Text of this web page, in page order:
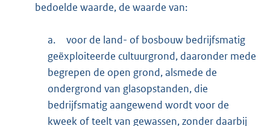
bedoelde waarde, de waarde van:
a.
voor de land- of bosbouw bedrijfsmatig
geëxploiteerde cultuurgrond, daaronder mede
begrepen de open grond, alsmede de
ondergrond van glasopstanden, die
bedrijfsmatig aangewend wordt voor de
kweek of teelt van gewassen, zonder daarbij